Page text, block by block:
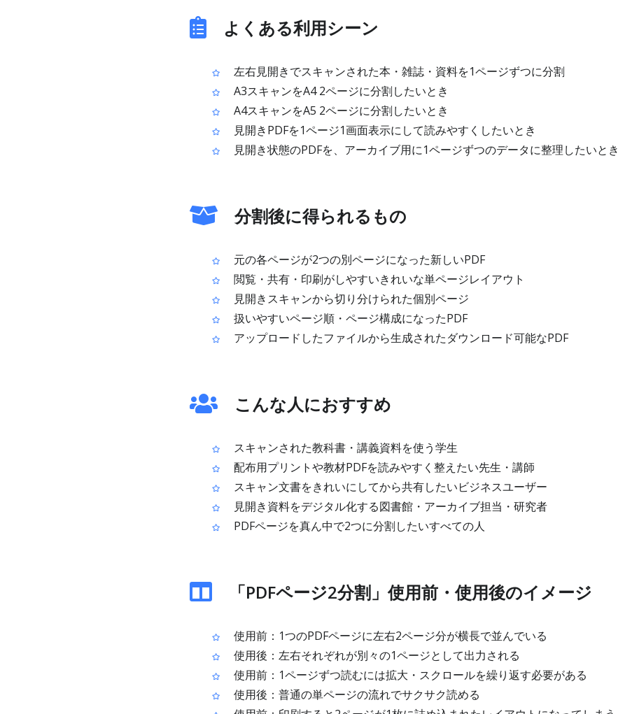
よくある利用シーン
左右見開きでスキャンされた本・雑誌・資料を1ページずつに分割
A3スキャンをA4 2ページに分割したいとき
A4スキャンをA5 2ページに分割したいとき
見開きPDFを1ページ1画面表示にして読みやすくしたいとき
見開き状態のPDFを、アーカイブ用に1ページずつのデータに整理したいとき
分割後に得られるもの
元の各ページが2つの別ページになった新しいPDF
閲覧・共有・印刷がしやすいきれいな単ページレイアウト
見開きスキャンから切り分けられた個別ページ
扱いやすいページ順・ページ構成になったPDF
アップロードしたファイルから生成されたダウンロード可能なPDF
こんな人におすすめ
スキャンされた教科書・講義資料を使う学生
配布用プリントや教材PDFを読みやすく整えたい先生・講師
スキャン文書をきれいにしてから共有したいビジネスユーザー
見開き資料をデジタル化する図書館・アーカイブ担当・研究者
PDFページを真ん中で2つに分割したいすべての人
「PDFページ2分割」使用前・使用後のイメージ
使用前：1つのPDFページに左右2ページ分が横長で並んでいる
使用後：左右それぞれが別々の1ページとして出力される
使用前：1ページずつ読むには拡大・スクロールを繰り返す必要がある
使用後：普通の単ページの流れでサクサク読める